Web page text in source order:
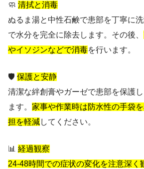
🧼 清拭と消毒
ぬるま湯と中性石鹸で患部を丁寧に
で水分を完全に除去します。その後、
やイソジンなどで消毒を行います。
🛡️ 保護と安静
清潔な絆創膏やガーゼで患部を保護
ます。 家事や作業時は防水性の手袋
担を軽減してください。
📊 経過観察
24-48時間での症状の変化を注意深く